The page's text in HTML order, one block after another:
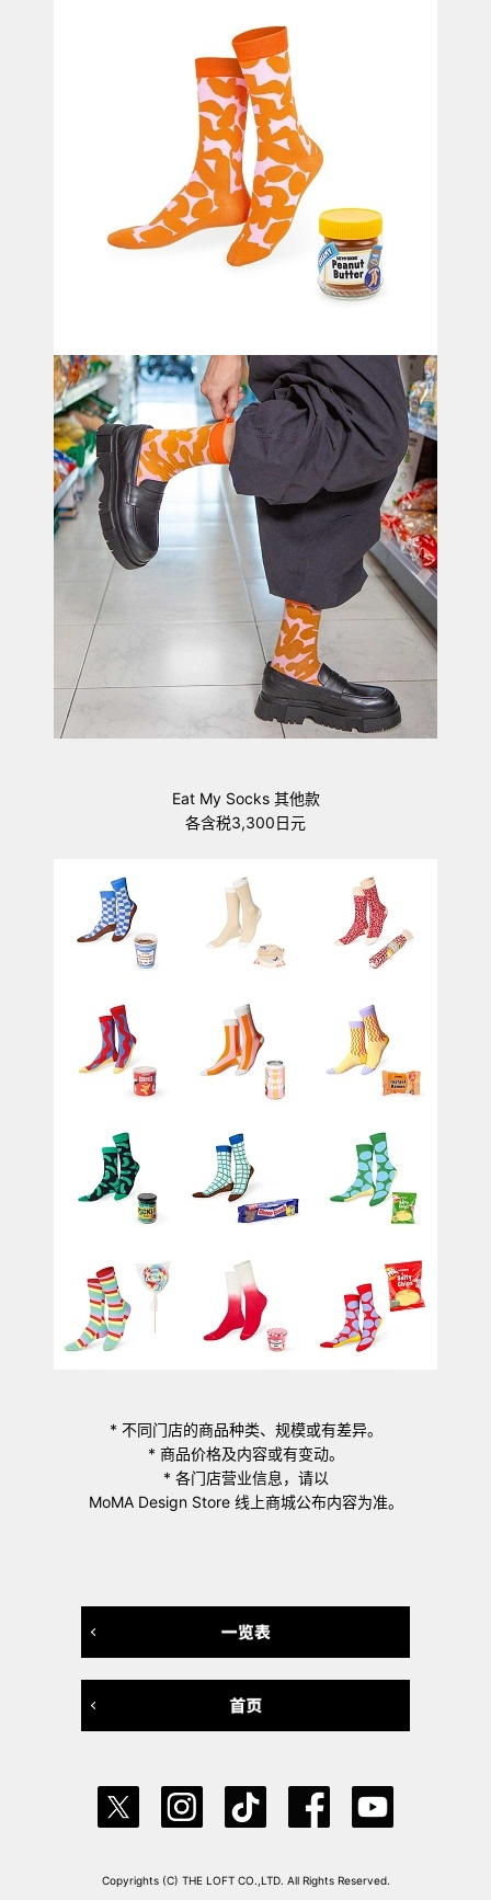
Eat My Socks 其他款
各含税3,300日元
* 不同门店的商品种类、规模或有差异。
* 商品价格及内容或有变动。
* 各门店营业信息，请以
MoMA Design Store 线上商城公布内容为准。
Copyrights (C) THE LOFT CO.,LTD. All Rights Reserved.